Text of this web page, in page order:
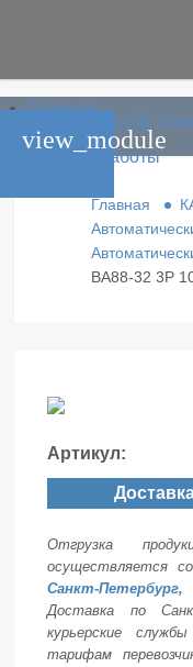
phone_in_talk
Главная
Каталог
Условия работы
Главная
ВА88-32 3Р
Артикул:
Отгрузка
осуществляется
Санкт-
Доставка по
курьерские
тарифам
view_module